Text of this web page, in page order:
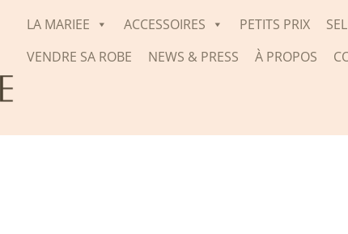
LA MARIEE ACCESSOIRES PETITS PRIX
VENDRE SA ROBE
NEWS & PRESS À PROPOS